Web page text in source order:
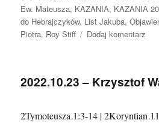
publikacji
Ew. Mateusza, KAZANIA, KAZANIA
do Hebrajczyków, List Jakuba,
Piotra, Roy Stiff Dodaj komentarz
Stiff
2022.10.23 – Krzysztof
2Tymoteusza 1:3-14 | 2Koryntian